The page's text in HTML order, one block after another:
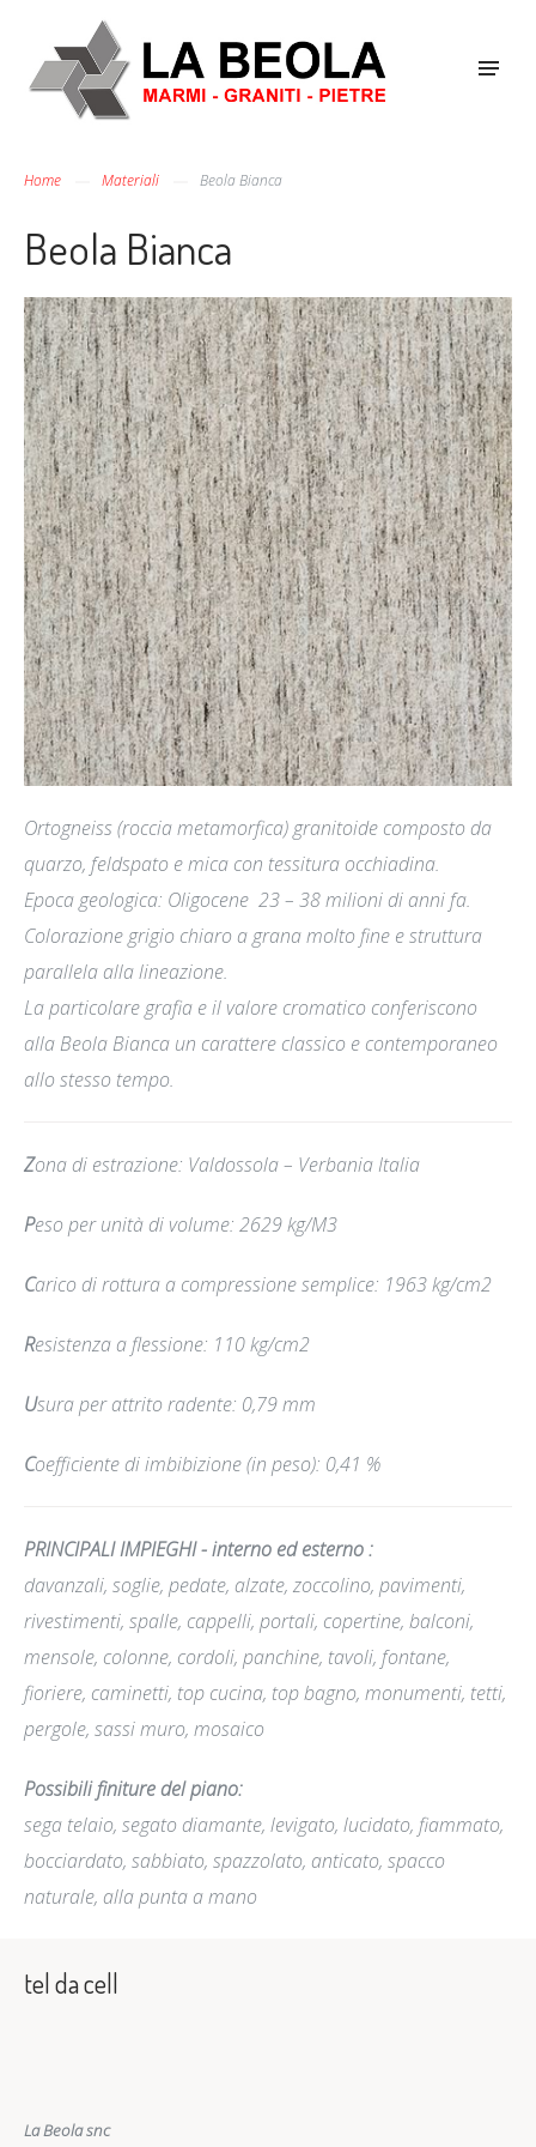
Home Materiali Beola Bianca
Beola Bianca
Ortogneiss (roccia metamorfica) granitoide composto da
quarzo, feldspato e mica con tessitura occhiadina.
Epoca geologica: Oligocene 23 – 38 milioni di anni fa.
Colorazione grigio chiaro a grana molto fine e struttura
parallela alla lineazione.
La particolare grafia e il valore cromatico conferiscono
alla Beola Bianca un carattere classico e contemporaneo
allo stesso tempo.
Zona di estrazione: Valdossola – Verbania Italia
Peso per unità di volume: 2629 kg/M3
Carico di rottura a compressione semplice: 1963 kg/cm2
Resistenza a flessione: 110 kg/cm2
Usura per attrito radente: 0,79 mm
Coefficiente di imbibizione (in peso): 0,41 %
PRINCIPALI IMPIEGHI - interno ed esterno:
davanzali, soglie, pedate, alzate, zoccolino, pavimenti,
rivestimenti, spalle, cappelli, portali, copertine, balconi,
mensole, colonne, cordoli, panchine, tavoli, fontane,
fioriere, caminetti, top cucina, top bagno, monumenti, tetti,
pergole, sassi muro, mosaico
Possibili finiture del piano:
sega telaio, segato diamante, levigato, lucidato, fiammato,
bocciardato, sabbiato, spazzolato, anticato, spacco
naturale, alla punta a mano
tel da cell
La Beola snc